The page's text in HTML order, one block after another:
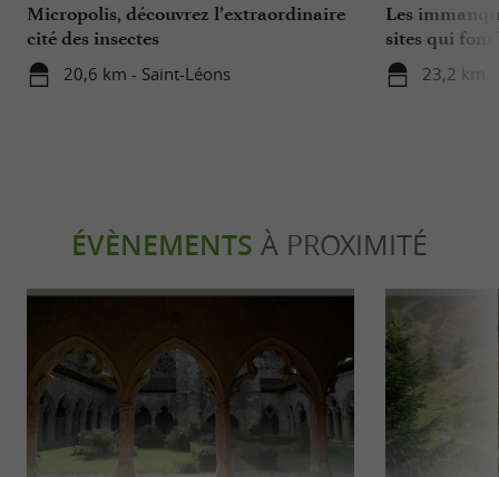
Micropolis, découvrez l’extraordinaire
cité des insectes
20,6 km - Saint-Léons
Les
sites qui
département
23,2 km
ÉVÈNEMENTS À PROXIMITÉ